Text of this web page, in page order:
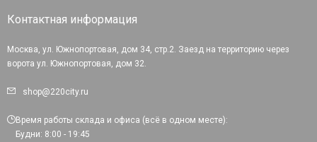
Контактная информация
Москва, ул. Южнопортовая, дом 34, стр.2. Заезд на территорию через
ворота ул. Южнопортовая, дом 32.
shop@220city.ru
Время работы склада и офиса (всё в одном месте):
Будни: 8:00 - 19:45